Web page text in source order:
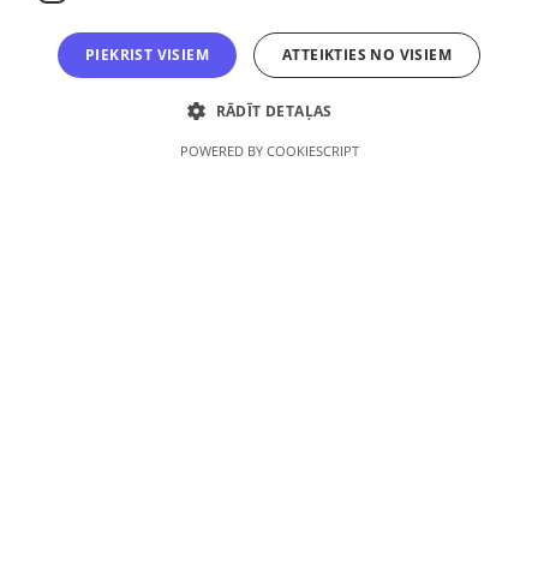
Logotipi
PIEKRIST VISIEM ATTEIKTIES NO VISIEM
RĀDĪT DETAĻAS
POWERED BY COOKIESCRIPT